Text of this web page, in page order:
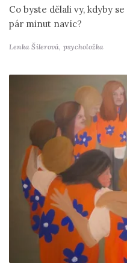
Co byste dělali vy, kdyby
pár minut navíc?
Lenka Šilerová, psycholožka